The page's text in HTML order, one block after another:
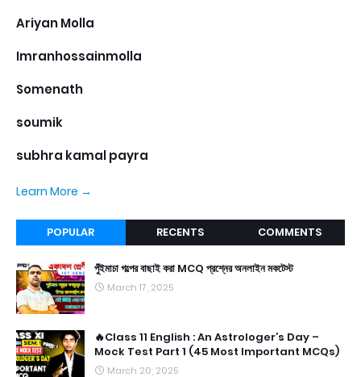
Ariyan Molla
Imranhossainmolla
Somenath
soumik
subhra kamal payra
Learn More →
POPULAR RECENTS COMMENTS
পুঁইমাচা গল্পের বাছাই করা MCQ প্রশ্নের অনলাইন মকটেস্ট
March 17, 2025
🔥Class 11 English : An Astrologer’s Day –
Mock Test Part 1 (45 Most Important MCQs)
March 20, 2025